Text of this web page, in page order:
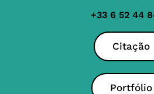
+33 6 52 44
Citação
Portfólio